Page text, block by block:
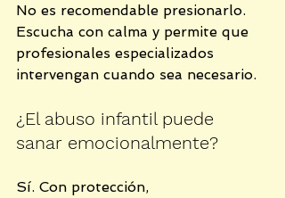
No es recomendable presionarlo.
Escucha con calma y permite que
profesionales especializados
intervengan cuando sea necesario.
¿El abuso infantil puede
sanar emocionalmente?
Sí. Con protección,